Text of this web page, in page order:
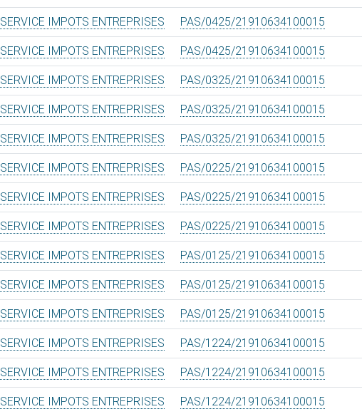
SERVICE IMPOTS ENTREPRISES PAS/0425/21910634100015
SERVICE IMPOTS ENTREPRISES PAS/0425/21910634100015
SERVICE IMPOTS ENTREPRISES PAS/0325/21910634100015
SERVICE IMPOTS ENTREPRISES PAS/0325/21910634100015
SERVICE IMPOTS ENTREPRISES PAS/0325/21910634100015
SERVICE IMPOTS ENTREPRISES PAS/0225/21910634100015
SERVICE IMPOTS ENTREPRISES PAS/0225/21910634100015
SERVICE IMPOTS ENTREPRISES PAS/0225/21910634100015
SERVICE IMPOTS ENTREPRISES PAS/0125/21910634100015
SERVICE IMPOTS ENTREPRISES PAS/0125/21910634100015
SERVICE IMPOTS ENTREPRISES PAS/0125/21910634100015
SERVICE IMPOTS ENTREPRISES PAS/1224/21910634100015
SERVICE IMPOTS ENTREPRISES PAS/1224/21910634100015
SERVICE IMPOTS ENTREPRISES PAS/1224/21910634100015